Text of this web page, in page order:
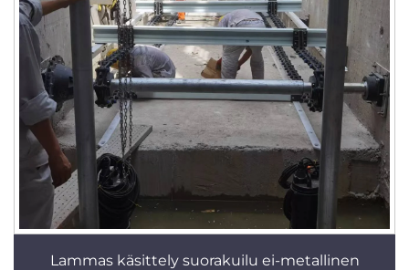
Lammas käsittely suorakuilu ei-metallinen